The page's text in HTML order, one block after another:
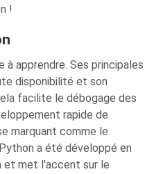
!
apprendre. Ses principales
disponibilité et son
facilite le débogage des
rapide de
marquant comme le
a été développé en
et met l'accent sur le